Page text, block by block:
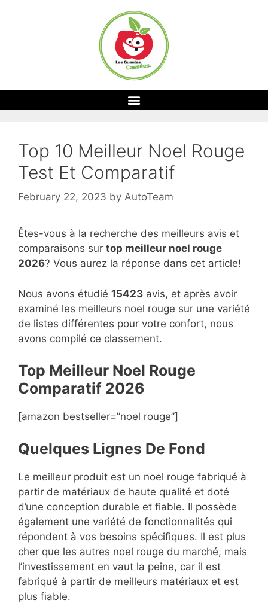
Top 10 Meilleur Noel Rouge
Test Et Comparatif
February 22, 2023 by AutoTeam
Êtes-vous à la recherche des meilleurs avis et
comparaisons sur top meilleur noel rouge
2026? Vous aurez la réponse dans cet article!
Nous avons étudié 15423 avis, et après avoir
examiné les meilleurs noel rouge sur une variété
de listes différentes pour votre confort, nous
avons compilé ce classement.
Top Meilleur Noel Rouge
Comparatif 2026
[amazon bestseller=”noel rouge”]
Quelques Lignes De Fond
Le meilleur produit est un noel rouge fabriqué à
partir de matériaux de haute qualité et doté
d’une conception durable et fiable. Il possède
également une variété de fonctionnalités qui
répondent à vos besoins spécifiques. Il est plus
cher que les autres noel rouge du marché, mais
l’investissement en vaut la peine, car il est
fabriqué à partir de meilleurs matériaux et est
plus fiable.